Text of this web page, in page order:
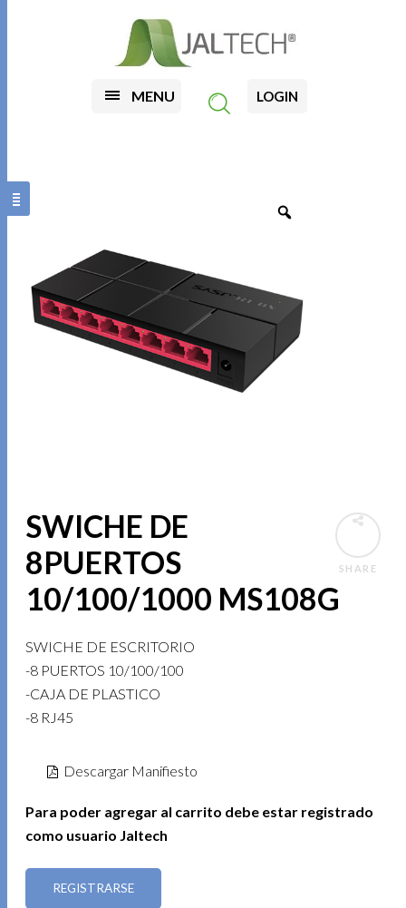
MENU LOGIN
SHARE
SWICHE DE
8PUERTOS
10/100/1000 MS108G
SWICHE DE ESCRITORIO
-8 PUERTOS 10/100/100
-CAJA DE PLASTICO
-8 RJ45
Descargar Manifiesto
Para poder agregar al carrito debe estar registrado
como usuario Jaltech
REGISTRARSE